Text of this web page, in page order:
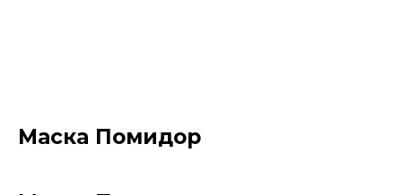
Маска Помидор